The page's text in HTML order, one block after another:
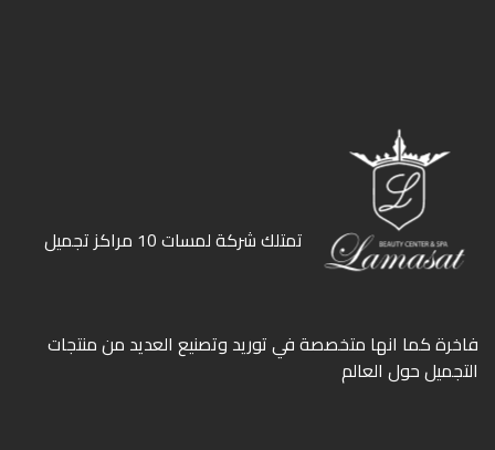
ﺗﻤﺘﻠﻚ ﺷﺮﻛﺔ ﻟﻤﺴﺎت 10 ﻣﺮاﻛﺰ ﺗﺠﻤﻴﻞ
ﻓﺎﺧﺮة كما انها ﻣﺘﺨﺼﺼﺔ ﻓﻲ ﺗﻮرﻳﺪ وﺗﺼﻨﻴﻊ اﻟﻌﺪﻳﺪ ﻣﻦ ﻣﻨﺘﺠﺎت
اﻟﺘﺠﻤﻴﻞ ﺣﻮل اﻟﻌﺎﻟﻢ